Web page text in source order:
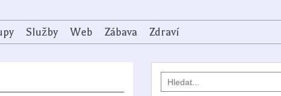
Služby Web Zábava Zdraví
for: